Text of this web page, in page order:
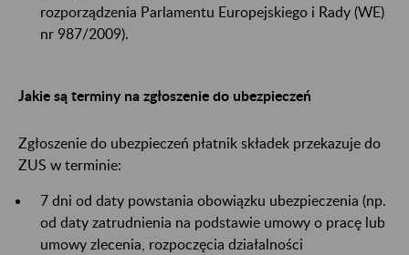
rozporządzenia Parlamentu Europejskiego i Rady (WE)
nr 987/2009).
Jakie są terminy na zgłoszenie do ubezpieczeń
Zgłoszenie do ubezpieczeń płatnik składek przekazuje do
ZUS w terminie:
7 dni od daty powstania obowiązku ubezpieczenia (np.
od daty zatrudnienia na podstawie umowy o pracę lub
umowy zlecenia, rozpoczęcia działalności